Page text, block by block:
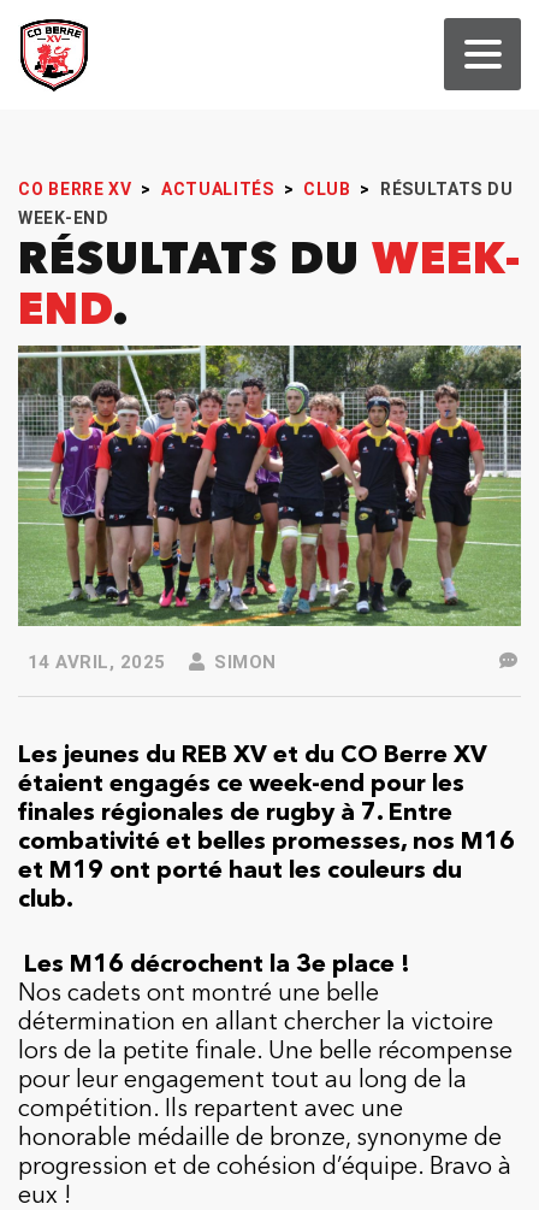
CO BERRE XV > ACTUALITÉS > CLUB >
RÉSULTATS DU
WEEK-END
RÉSULTATS DU WEEK-
END
14 AVRIL, 2025 SIMON
Les jeunes du REB XV et du CO Berre XV
étaient engagés ce week-end pour les
finales régionales de rugby à 7. Entre
combativité et belles promesses, nos M16
et M19 ont porté haut les couleurs du
club.
Les M16 décrochent la 3e place !
Nos cadets ont montré une belle
détermination en allant chercher la victoire
lors de la petite finale. Une belle récompense
pour leur engagement tout au long de la
compétition. Ils repartent avec une
honorable médaille de bronze, synonyme de
progression et de cohésion d’équipe. Bravo à
eux !